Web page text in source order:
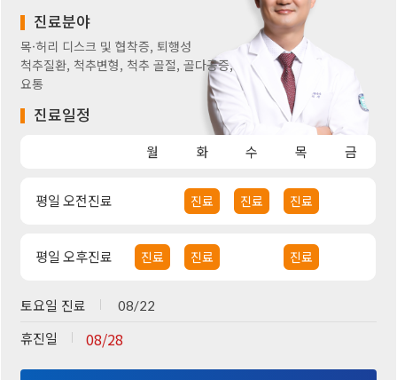
진료분야
목·허리 디스크 및 협착증, 퇴행성
척추질환, 척추변형, 척추 골절, 골다공증,
요통
진료일정
월 화 수 목 금
평일 오전진료 진료 진료 진료
평일 오후진료 진료 진료 진료
토요일 진료 08/22
휴진일 08/28